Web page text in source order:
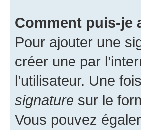
Comment puis-je
Pour ajouter une
créer une par
l’utilisateur. Une
signature sur le
Vous pouvez